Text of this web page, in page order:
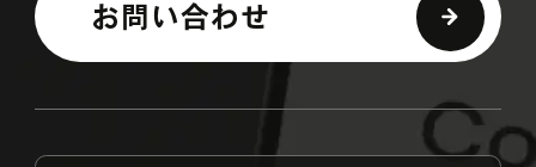
お問い合わせ